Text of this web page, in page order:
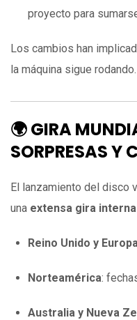
proyecto para
Los cambios han
la máquina sigue rodando.
🌍 GIRA
SORPRESAS Y
El lanzamiento del disco
una extensa gira
Reino Unido y
Norteamérica:
Australia y Nueva